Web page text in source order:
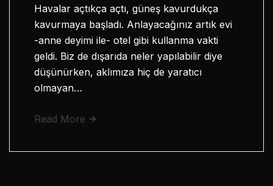
Havalar açtıkça açtı, güneş kavurdukça
kavurmaya başladı. Anlayacağınız artık evi
-anne deyimi ile- otel gibi kullanma vakti
geldi. Biz de dışarıda neler yapılabilir diye
düşünürken, aklımıza hiç de yaratıcı
olmayan…
Read More